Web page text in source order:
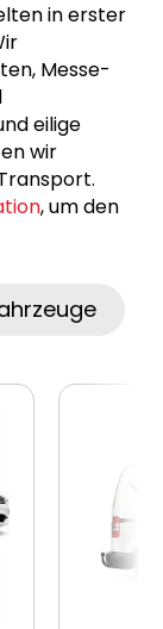
in erster
Messe-
eilige
wir
, um den